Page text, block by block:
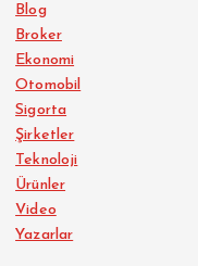
Blog
Broker
Ekonomi
Otomobil
Sigorta
Şirketler
Teknoloji
Ürünler
Video
Yazarlar